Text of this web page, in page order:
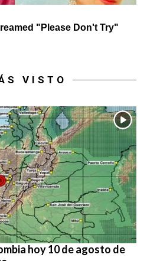
VISTO
hoy 10 de agosto de